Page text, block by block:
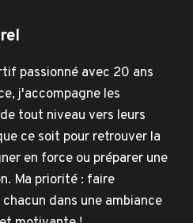
passionné avec 20 ans
j'accompagne les
tout niveau vers leurs
ce soit pour retrouver la
en force ou préparer une
Ma priorité : faire
dans une ambiance